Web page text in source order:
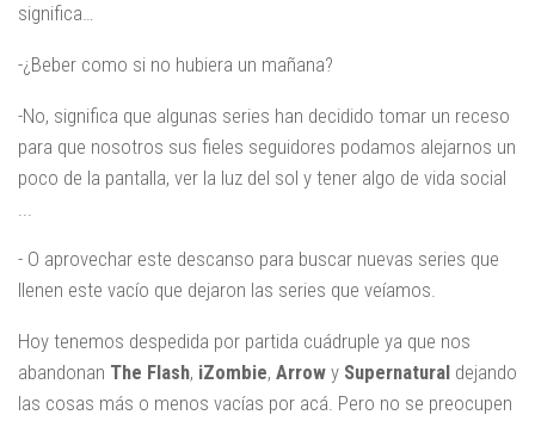
significa…
-¿Beber como si no hubiera un mañana?
-No, significa que algunas series han decidido tomar un receso
para que nosotros sus fieles seguidores podamos alejarnos un
poco de la pantalla, ver la luz del sol y tener algo de vida social
- O aprovechar este descanso para buscar nuevas series que
llenen este vacío que dejaron las series que veíamos.
Hoy tenemos despedida por partida cuádruple ya que nos
abandonan The Flash, iZombie, Arrow y Supernatural dejando
las cosas más o menos vacías por acá. Pero no se preocupen